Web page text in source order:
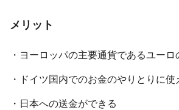
メリット
・ヨーロッパの主要通貨であるユー
・ドイツ国内でのお金のやりとりに使
・日本への送金ができる